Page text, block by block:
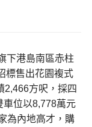
下港島南區赤柱
標售出花園複式
2,466方呎，採四
車位以8,778萬元
為內地高才，購